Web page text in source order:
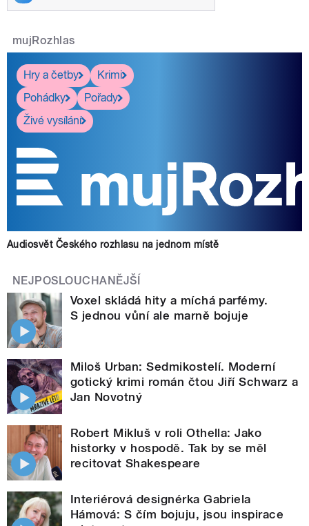
mujRozhlas
Hry a četby
Krimi
Pohádky
Pořady
Živé vysílání
Audiosvět Českého rozhlasu na jednom místě
NEJPOSLOUCHANĚJŠÍ
Voxel skládá hity a míchá parfémy.
S jednou vůní ale marně bojuje
Miloš Urban: Sedmikostelí. Moderní
gotický krimi román čtou Jiří Schwarz a
Jan Novotný
Robert Mikluš v roli Othella: Jako
historky v hospodě. Tak by se měl
recitovat Shakespeare
Interiérová designérka Gabriela
Hámová: S čím bojuju, jsou inspirace